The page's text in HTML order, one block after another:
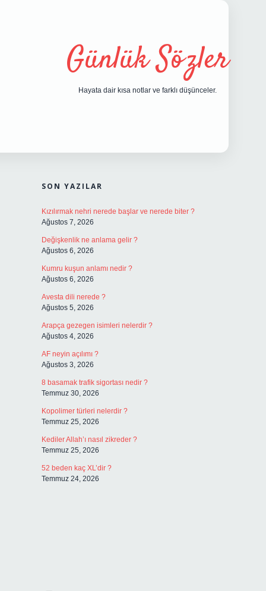
Günlük Sözler
Hayata dair kısa notlar ve farklı düşünceler.
SON YAZILAR
Kızılırmak nehri nerede başlar ve nerede biter ?
Ağustos 7, 2026
Değişkenlik ne anlama gelir ?
Ağustos 6, 2026
Kumru kuşun anlamı nedir ?
Ağustos 6, 2026
Avesta dili nerede ?
Ağustos 5, 2026
Arapça gezegen isimleri nelerdir ?
Ağustos 4, 2026
AF neyin açılımı ?
Ağustos 3, 2026
8 basamak trafik sigortası nedir ?
Temmuz 30, 2026
Kopolimer türleri nelerdir ?
Temmuz 25, 2026
Kediler Allah’ı nasıl zikreder ?
Temmuz 25, 2026
52 beden kaç XL’dir ?
Temmuz 24, 2026